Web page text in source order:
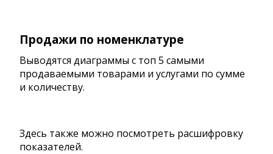
Продажи по номенклатуре
Выводятся диаграммы с топ 5 самыми
продаваемыми товарами и услугами по сумме
и количеству.
Здесь также можно посмотреть расшифровку
показателей.